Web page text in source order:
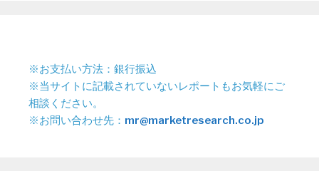
※お支払い方法：銀行振込
※当サイトに記載されていないレポートもお気軽にご
相談ください。
※お問い合わせ先： mr@marketresearch.co.jp